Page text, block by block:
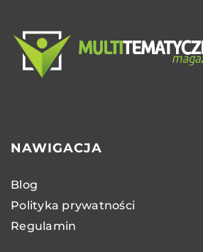
NAWIGACJA
Blog
Polityka prywatności
Regulamin